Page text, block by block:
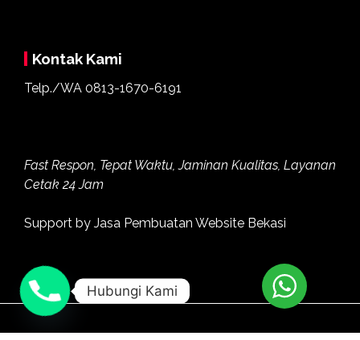
Kontak Kami
Telp./WA 0813-1670-6191
Fast Respon, Tepat Waktu, Jaminan Kualitas, Layanan
Cetak 24 Jam
Support by Jasa Pembuatan Website Bekasi
Hubungi Kami